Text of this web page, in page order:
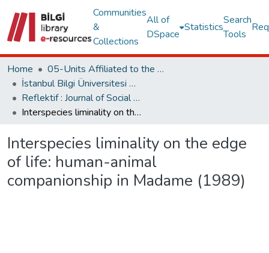
Communities
&
Collections
All of
DSpace
Statistics
Search
Tools
Home
05-Units Affiliated to the Rectorate
İstanbul Bilgi Üniversitesi Dergileri
Reflektif : Journal of Social Sciences
Interspecies liminality on the edge of life: human-animal companionship in Madame (1989)
Interspecies liminality on the edge
of life: human-animal
companionship in Madame (1989)